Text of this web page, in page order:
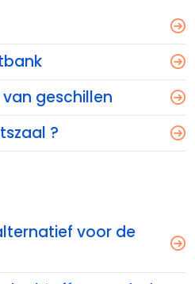
geschillen
?
voor de